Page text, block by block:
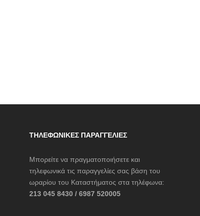
ΤΗΛΕΦΩΝΙΚΈΣ ΠΑΡΑΓΓΕΛΊΕΣ
Μπορείτε να πραγματοποιήσετε και
τηλεφωνικά τις παραγγελίες σας βάση του
ωραρίου του Καταστήματος στα τηλέφωνα:
213 045 8430 / 6987 520005